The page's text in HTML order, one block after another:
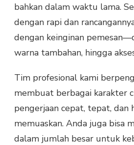
bahkan dalam waktu lama.
dengan rapi dan
dengan keinginan
warna tambahan, hingga
Tim profesional kami
membuat berbagai karakter
pengerjaan cepat, tepat, dan
memuaskan. Anda juga bisa
dalam jumlah besar untuk